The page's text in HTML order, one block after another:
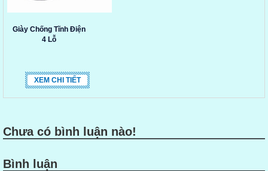
Giày Chống Tĩnh Điện
4 Lỗ
XEM CHI TIẾT
Chưa có bình luận nào!
Bình luận